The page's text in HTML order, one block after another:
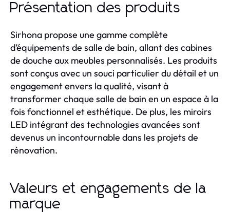
Présentation des produits
Sirhona propose une gamme complète
d’équipements de salle de bain, allant des cabines
de douche aux meubles personnalisés. Les produits
sont conçus avec un souci particulier du détail et un
engagement envers la qualité, visant à
transformer chaque salle de bain en un espace à la
fois fonctionnel et esthétique. De plus, les miroirs
LED intégrant des technologies avancées sont
devenus un incontournable dans les projets de
rénovation.
Valeurs et engagements de la
marque